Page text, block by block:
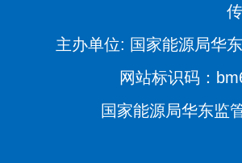
主办单位: 国家能源局华
网站标识码：
国家能源局华东监